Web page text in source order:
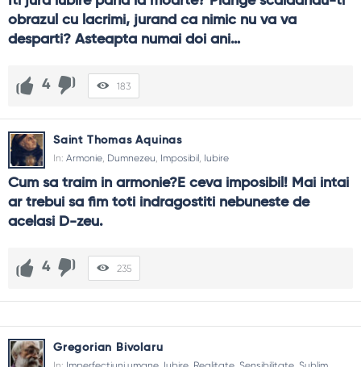
obrazul cu lacrimi, jurand ca nimic nu va va
desparti? Asteapta numai doi ani…
4 183
Saint Thomas Aquinas
In: Armonie, Dumnezeu, Imposibil, Iubire
Cum sa traim in armonie?E ceva imposibil! Mai intai
ar trebui sa fim toti indragostiti nebuneste de
acelasi D-zeu.
4 235
Gregorian Bivolaru